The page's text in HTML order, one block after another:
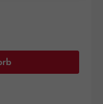
gewünschten